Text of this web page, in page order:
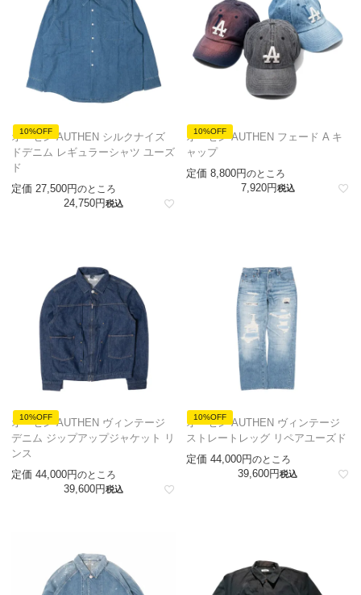
10%OFF
オーセン AUTHEN シルクナイズ
ドデニム レギュラーシャツ ユーズ
ド
定価 27,500 のところ
24,750 税込
10%OFF
オーセン AUTHEN フェード A キ
ャップ
定価 8,800 のところ
7,920 税込
10%OFF
オーセン AUTHEN ヴィンテージ
デニム ジップアップジャケット リ
ンス
定価 44,000 のところ
39,600 税込
10%OFF
オーセン AUTHEN ヴィンテージ
ストレートレッグ リペアユーズド
定価 44,000 のところ
39,600 税込